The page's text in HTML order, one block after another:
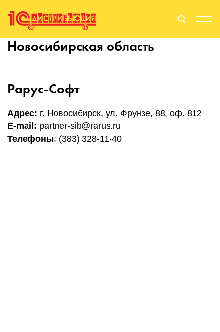
О нас
Новосибирская область
Рарус-Софт
Адрес: г. Новосибирск, ул. Фрунзе, 88, оф. 812
E-mail: partner-sib@rarus.ru
Телефоны: (383) 328-11-40